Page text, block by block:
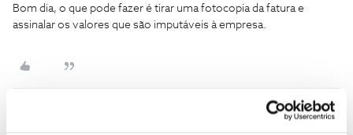
Bom dia, o que pode fazer é tirar uma fotocopia da fatura e
assinalar os valores que são imputáveis à empresa.